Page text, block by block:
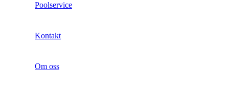
Poolservice
Kontakt
Om oss